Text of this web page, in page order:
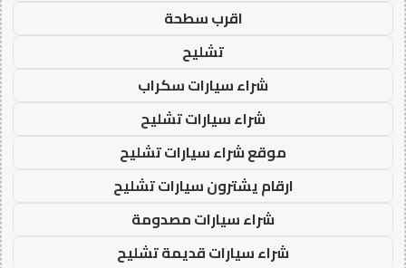
اقرب سطحة
تشليح
شراء سيارات سكراب
شراء سيارات تشليح
موقع شراء سيارات تشليح
ارقام يشترون سيارات تشليح
شراء سيارات مصدومة
شراء سيارات قديمة تشليح